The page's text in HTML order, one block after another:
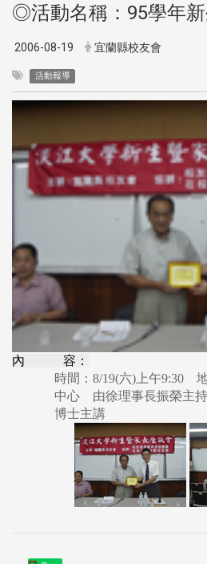
◎活動名稱：95學年
2006-08-19 宜蘭縣校友會
活動報導
內 容：
時間：8/19(六)上午9:30
中心 由徐理事長振榮主
博士主講